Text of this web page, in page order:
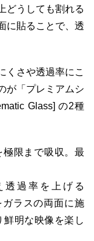
どうしても割れる
に貼ることで、透
くさや透過率にこ
が「プレミアムシ
Glass] の2種
極限まで吸収。最
透過率を上げる
ラスの両面に施
鮮明な映像を楽し